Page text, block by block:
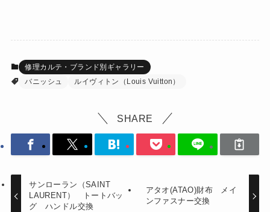
修理カルテ・ブランド別ギャラリー
バニッシュ
ルイヴィトン（Louis Vuitton）
SHARE
サンローラン（SAINT
LAURENT） トートバッ
グ ハンドル交換
アタオ(ATAO)財布 メイ
ンファスナー交換